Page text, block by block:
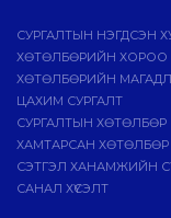
СУРГАЛТЫН НЭГДСЭН
ХӨТӨЛБӨРИЙН ХОРОО
ХӨТӨЛБӨРИЙН
ЦАХИМ СУРГАЛТ
СУРГАЛТЫН ХӨТӨЛБӨР
ХАМТАРСАН ХӨТӨЛБӨР
СЭТГЭЛ ХАНАМЖИЙН
САНАЛ ХҮСЭЛТ